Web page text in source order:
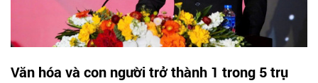
Văn hóa và con người trở thành 1 trong 5 trụ